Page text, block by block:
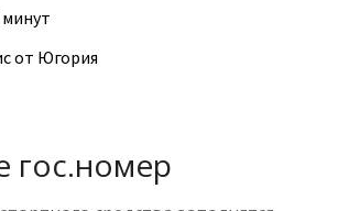
от Югория